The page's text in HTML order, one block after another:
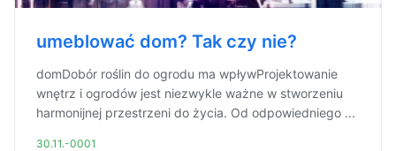
umeblować dom? Tak czy nie?
domDobór roślin do ogrodu ma wpływProjektowanie
wnętrz i ogrodów jest niezwykle ważne w stworzeniu
harmonijnej przestrzeni do życia. Od odpowiedniego ...
30.11.-0001